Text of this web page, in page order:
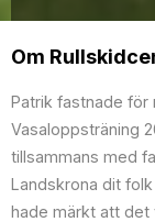
Om
Patrik fastnade för
Vasaloppsträning
tillsammans med
Landskrona dit
hade märkt att det